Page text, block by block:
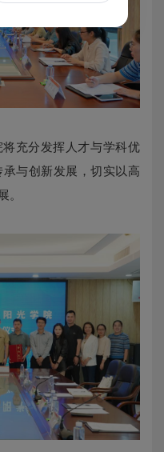
充分发挥人才与学科优
与创新发展，切实以高
。